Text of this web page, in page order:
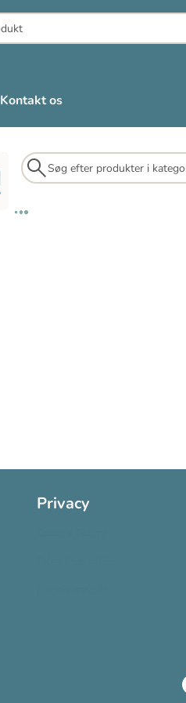
Kontakt os
Privacy